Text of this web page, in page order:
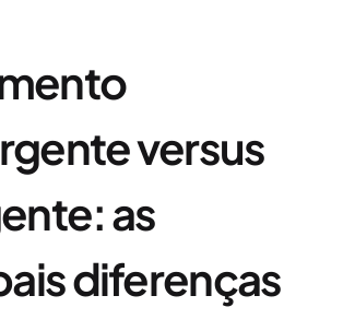
versus
as
diferenças